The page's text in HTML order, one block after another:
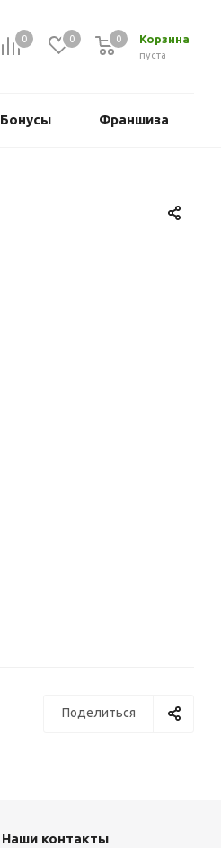
0 0 Корзина
пуста
0
Бонусы Франшиза
Поделиться
Наши контакты